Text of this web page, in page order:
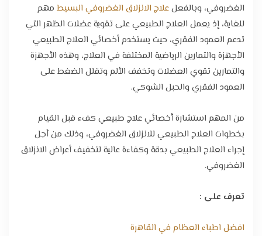
الغضروفي، وبالفعلعلاج الانزلاق الغضروفي البسيط مهم
للغاية، إذ يعمل العلاج الطبيعي على تقوية عضلات الظهر التي
تدعم العمود الفقري، حيث يستخدم أخصائي العلاج الطبيعي
الأجهزة والتمارين الرياضية المختلفة في العلاج، وهذه الأجهزة
والتمارين تقوي العضلات وتخفف الألم وتقلل الضغط على
العمود الفقري والحبل الشوكي.
من المهم استشارة أخصائي علاج طبيعي كفء قبل القيام
بخطوات العلاج الطبيعي للانزلاق الغضروفي، وذلك من أجل
إجراء العلاج الطبيعي بدقة وكفاءة عالية لتخفيف أعراض الانزلاق
الغضروفي.
تعرف على :
افضل اطباء العظام في القاهرة